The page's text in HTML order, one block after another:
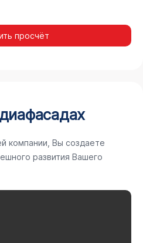
просчёт
компании, Вы создаете
развития Вашего